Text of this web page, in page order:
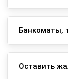
Банкоматы,
Оставить